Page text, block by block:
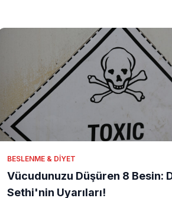
BESLENME & DIYET
Vücudunuzu Düşüren 8 Besin:
Sethi'nin Uyarıları!